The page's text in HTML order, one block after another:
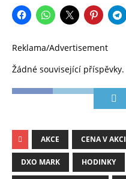
Reklama/Advertisement
Žádné související příspěvky.
AKCE CENA V AKCI
DXO MARK HODINKY